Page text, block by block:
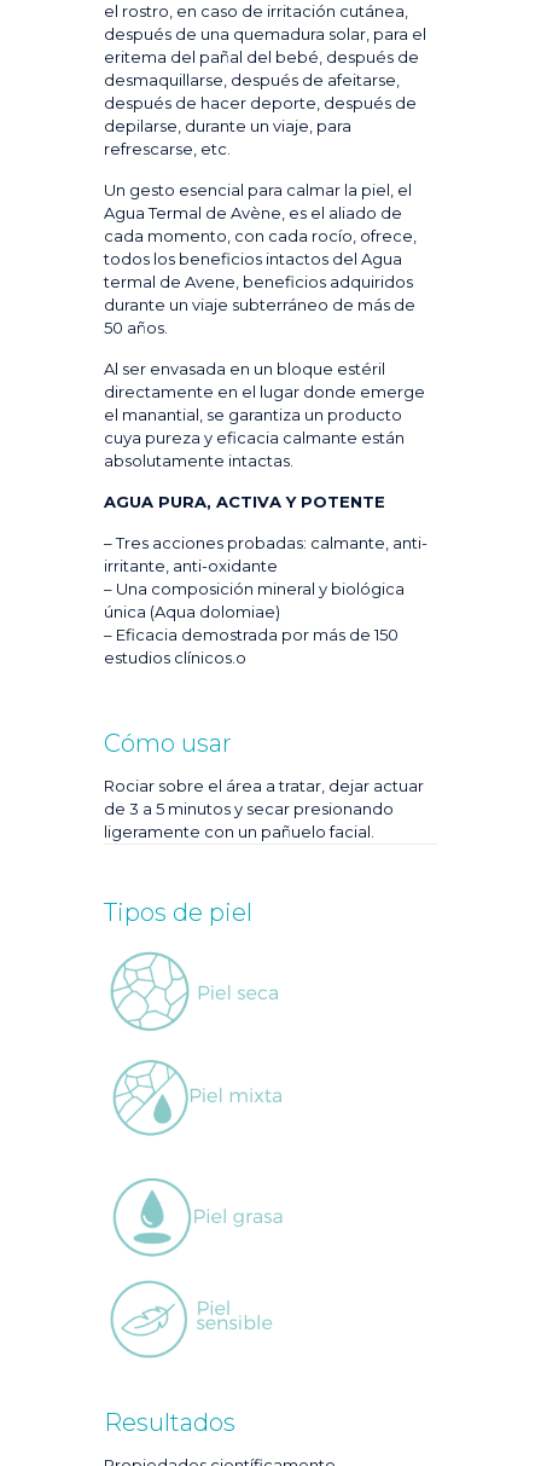
el rostro, en caso de irritación cutánea,
después de una quemadura solar, para el
eritema del pañal del bebé, después de
desmaquillarse, después de afeitarse,
después de hacer deporte, después de
depilarse, durante un viaje, para
refrescarse, etc.
Un gesto esencial para calmar la piel, el
Agua Termal de Avène, es el aliado de
cada momento, con cada rocío, ofrece,
todos los beneficios intactos del Agua
termal de Avene, beneficios adquiridos
durante un viaje subterráneo de más de
50 años.
Al ser envasada en un bloque estéril
directamente en el lugar donde emerge
el manantial, se garantiza un producto
cuya pureza y eficacia calmante están
absolutamente intactas.
AGUA PURA, ACTIVA Y POTENTE
– Tres acciones probadas: calmante, anti-
irritante, anti-oxidante
– Una composición mineral y biológica
única (Aqua dolomiae)
– Eficacia demostrada por más de 150
estudios clínicos.o
Cómo usar
Rociar sobre el área a tratar, dejar actuar
de 3 a 5 minutos y secar presionando
ligeramente con un pañuelo facial.
Tipos de piel
Resultados